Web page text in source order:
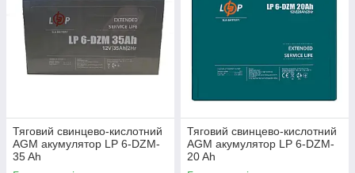
Тяговий свинцево-кислотний
AGM акумулятор LP 6-DZM-
35 Ah
Тяговий свинцево-кислотний
AGM акумулятор LP 6-DZM-
20 Ah